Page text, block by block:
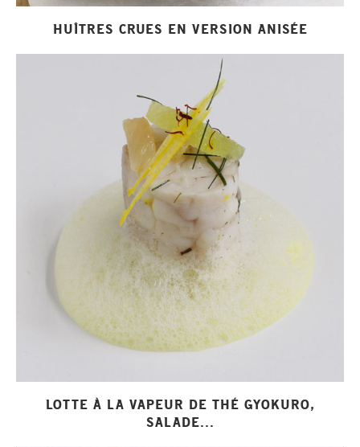
HUÎTRES CRUES EN VERSION ANISÉE
LOTTE À LA VAPEUR DE THÉ GYOKURO,
SALADE...